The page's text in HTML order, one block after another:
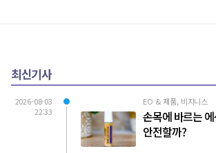
최신기사
2026-08-03
22:33
EO & 제품, 비지니스
손목에 바르는
안전할까?